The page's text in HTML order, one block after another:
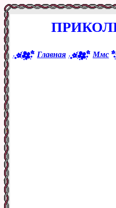
Главная Ммс